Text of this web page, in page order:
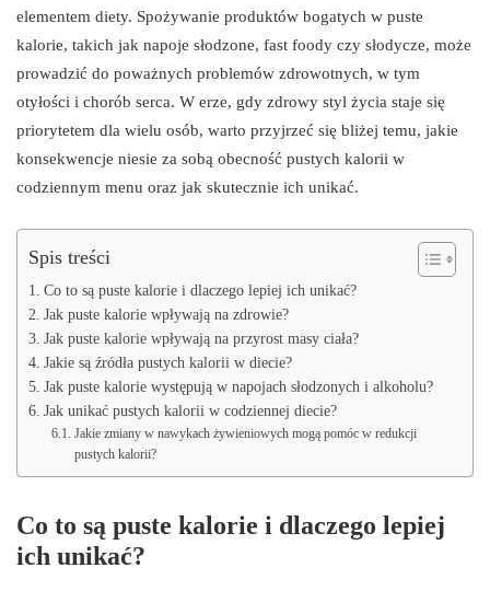
elementem diety. Spożywanie produktów bogatych w puste
kalorie, takich jak napoje słodzone, fast foody czy słodycze, może
prowadzić do poważnych problemów zdrowotnych, w tym
otyłości i chorób serca. W erze, gdy zdrowy styl życia staje się
priorytetem dla wielu osób, warto przyjrzeć się bliżej temu, jakie
konsekwencje niesie za sobą obecność pustych kalorii w
codziennym menu oraz jak skutecznie ich unikać.
Spis treści
Co to są puste kalorie i dlaczego lepiej ich unikać?
Jak puste kalorie wpływają na zdrowie?
Jak puste kalorie wpływają na przyrost masy ciała?
Jakie są źródła pustych kalorii w diecie?
Jak puste kalorie występują w napojach słodzonych i alkoholu?
Jak unikać pustych kalorii w codziennej diecie?
Jakie zmiany w nawykach żywieniowych mogą pomóc w redukcji
pustych kalorii?
Co to są puste kalorie i dlaczego lepiej
ich unikać?